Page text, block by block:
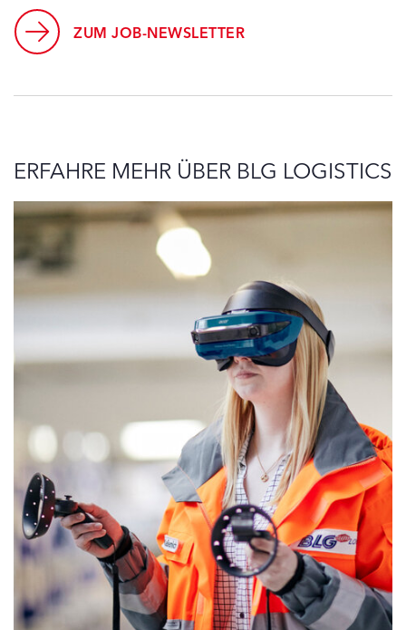
ZUM JOB-NEWSLETTER
ERFAHRE MEHR ÜBER BLG LOGISTICS